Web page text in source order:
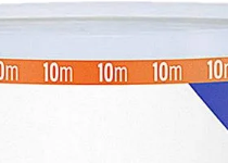
º Littmann
5º
Aparelho